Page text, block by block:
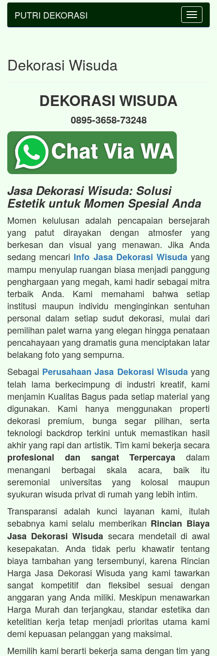
Toggle
PUTRI DEKORASI
Dekorasi Wisuda
DEKORASI WISUDA
0895-3658-73248
Jasa Dekorasi Wisuda: Solusi
Estetik untuk Momen Spesial Anda
Momen kelulusan adalah pencapaian bersejarah
yang patut dirayakan dengan atmosfer yang
berkesan dan visual yang menawan. Jika Anda
sedang mencari Info Jasa Dekorasi Wisuda yang
mampu menyulap ruangan biasa menjadi panggung
penghargaan yang megah, kami hadir sebagai mitra
terbaik Anda. Kami memahami bahwa setiap
institusi maupun individu menginginkan sentuhan
personal dalam setiap sudut dekorasi, mulai dari
pemilihan palet warna yang elegan hingga penataan
pencahayaan yang dramatis guna menciptakan latar
belakang foto yang sempurna.
Sebagai Perusahaan Jasa Dekorasi Wisuda yang
telah lama berkecimpung di industri kreatif, kami
menjamin Kualitas Bagus pada setiap material yang
digunakan. Kami hanya menggunakan properti
dekorasi premium, bunga segar pilihan, serta
teknologi backdrop terkini untuk memastikan hasil
akhir yang rapi dan artistik. Tim kami bekerja secara
profesional dan sangat Terpercaya dalam
menangani berbagai skala acara, baik itu
seremonial universitas yang kolosal maupun
syukuran wisuda privat di rumah yang lebih intim.
Transparansi adalah kunci layanan kami, itulah
sebabnya kami selalu memberikan Rincian Biaya
Jasa Dekorasi Wisuda secara mendetail di awal
kesepakatan. Anda tidak perlu khawatir tentang
biaya tambahan yang tersembunyi, karena Rincian
Harga Jasa Dekorasi Wisuda yang kami tawarkan
sangat kompetitif dan fleksibel sesuai dengan
anggaran yang Anda miliki. Meskipun menawarkan
Harga Murah dan terjangkau, standar estetika dan
ketelitian kerja tetap menjadi prioritas utama kami
demi kepuasan pelanggan yang maksimal.
Memilih kami berarti bekerja sama dengan tim yang